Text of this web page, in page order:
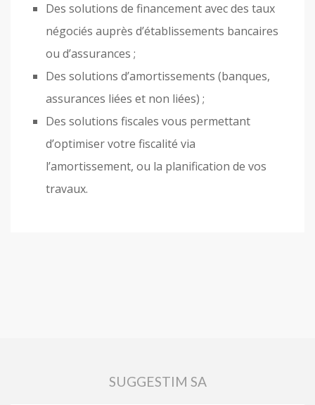
Des solutions de financement avec des taux
négociés auprès d’établissements bancaires
ou d’assurances ;
Des solutions d’amortissements (banques,
assurances liées et non liées) ;
Des solutions fiscales vous permettant
d’optimiser votre fiscalité via
l’amortissement, ou la planification de vos
travaux.
SUGGESTIM SA